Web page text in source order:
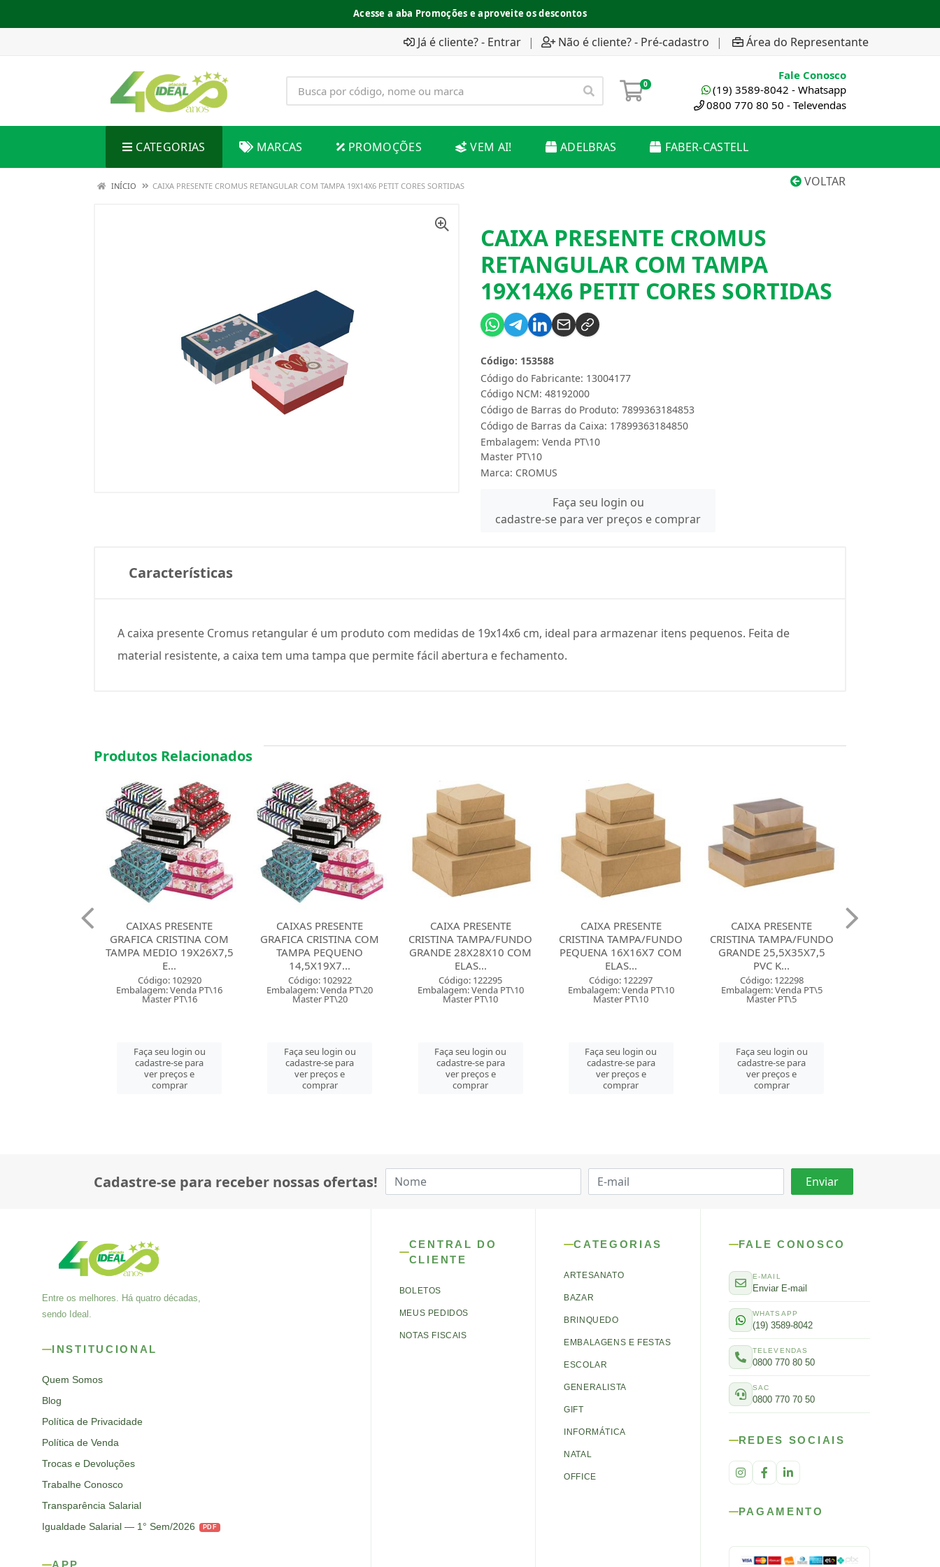
Acesse a aba Promoções e aproveite os descontos
Já é cliente? - Entrar | Não é cliente? - Pré-cadastro | Área do Representante
0
Fale Conosco
(19) 3589-8042 - Whatsapp
0800 770 80 50 - Televendas
CATEGORIAS MARCAS PROMOÇÕES VEM AI! ADELBRAS FABER-CASTELL
VOLTAR
INÍCIO CAIXA PRESENTE CROMUS RETANGULAR COM TAMPA 19X14X6 PETIT CORES SORTIDAS
CAIXA PRESENTE CROMUS
RETANGULAR COM TAMPA
19X14X6 PETIT CORES SORTIDAS
Código do Fabricante: 13004177
Código: 153588
Código NCM: 48192000
Código de Barras do Produto: 7899363184853
Código de Barras da Caixa: 17899363184850
Embalagem: Venda PT\10
Master PT\10
Marca: CROMUS
Faça seu login ou
cadastre-se para ver preços e comprar
Características
A caixa presente Cromus retangular é um produto com medidas de 19x14x6 cm, ideal para armazenar itens pequenos. Feita de
material resistente, a caixa tem uma tampa que permite fácil abertura e fechamento.
Produtos Relacionados
CAIXAS PRESENTE
GRAFICA CRISTINA COM
TAMPA PEQUENO
14,5X19X7...
Código: 102922
Embalagem: Venda PT\20
Master PT\20
Faça seu login ou
cadastre-se para
ver preços e
comprar
CAIXA PRESENTE
CRISTINA TAMPA/FUNDO
GRANDE 28X28X10 COM
ELAS...
Código: 122295
Embalagem: Venda PT\10
Master PT\10
Faça seu login ou
cadastre-se para
ver preços e
comprar
CAIXA PRESENTE
CRISTINA TAMPA/FUNDO
PEQUENA 16X16X7 COM
ELAS...
Código: 122297
Embalagem: Venda PT\10
Master PT\10
Faça seu login ou
cadastre-se para
ver preços e
comprar
CAIXA PRESENTE
CRISTINA TAMPA/FUNDO
GRANDE 25,5X35X7,5
PVC K...
Código: 122298
Embalagem: Venda PT\5
Master PT\5
Faça seu login ou
cadastre-se para
ver preços e
comprar
CAIXAS PRESENTES
CRISTAIS TAMPA/FUNDO
MEDIA 19X26X7,5 PVC
KR...
Código: 122299
Embalagem: Venda PT\5
Master PT\5
Faça seu login ou
cadastre-se para
ver preços e
comprar
Cadastre-se para receber nossas ofertas!
Entre os melhores. Há quatro décadas,
sendo Ideal.
INSTITUCIONAL
Quem Somos
Blog
Política de Privacidade
Política de Venda
Trocas e Devoluções
Trabalhe Conosco
Transparência Salarial
Igualdade Salarial — 1° Sem/2026
PDF
APP
CENTRAL DO
CLIENTE
BOLETOS
MEUS PEDIDOS
NOTAS FISCAIS
CATEGORIAS
ARTESANATO
BAZAR
BRINQUEDO
EMBALAGENS E FESTAS
ESCOLAR
GENERALISTA
GIFT
INFORMÁTICA
NATAL
OFFICE
FALE CONOSCO
E-MAIL
Enviar E-mail
WHATSAPP
(19) 3589-8042
TELEVENDAS
0800 770 80 50
SAC
0800 770 70 50
REDES SOCIAIS
PAGAMENTO